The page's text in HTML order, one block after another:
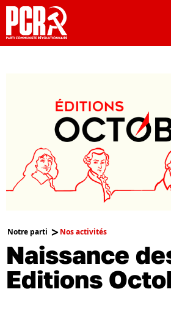
Notre parti Nos activités
Naissance
Editions